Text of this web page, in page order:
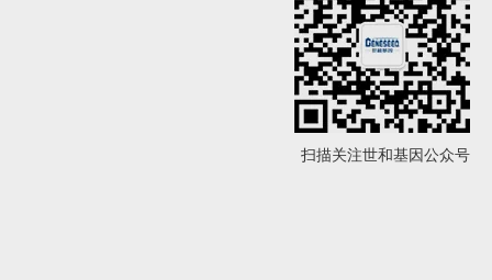
扫描关注世和基因公众号